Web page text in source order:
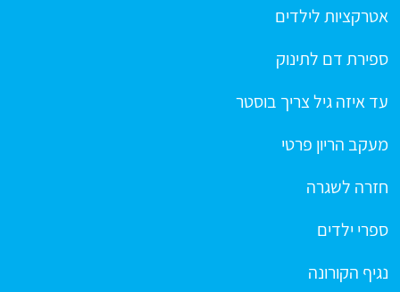
אטרקציות לילדים
ספירת דם לתינוק
עד איזה גיל צריך בוסטר
מעקב הריון פרטי
חזרה לשגרה
ספרי ילדים
נגיף הקורונה